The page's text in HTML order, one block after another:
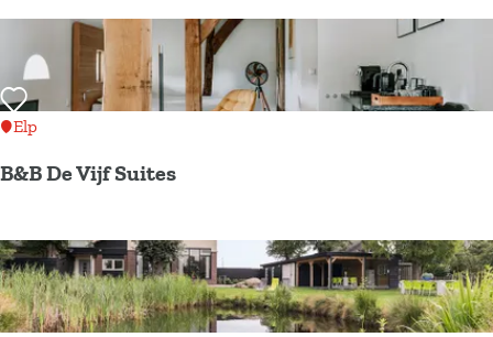
i
p
e
i
O
o
s
Voeg toe als favoriet
B&B De Vijf Suites
&
B
D
Elp